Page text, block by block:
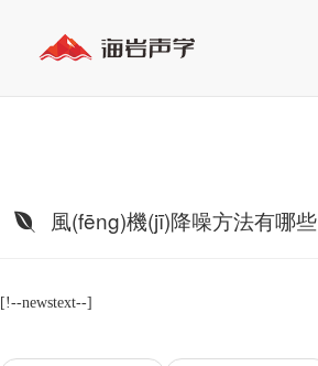
風(fēng)機(jī)降噪方法有哪些
[!--newstext--]